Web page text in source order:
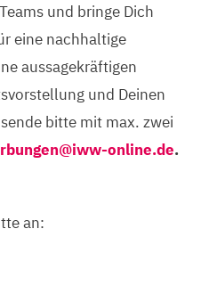
und bringe Dich
eine nachhaltige
aussagekräftigen
und Deinen
bitte mit max. zwei
online.de.
an: